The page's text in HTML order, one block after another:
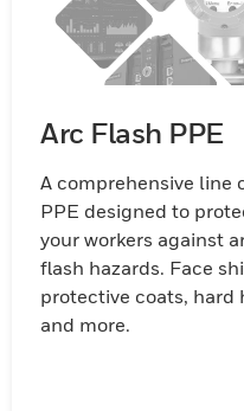
Arc Flash PPE
A comprehensive line
PPE designed to
your workers against
flash hazards. Face
protective coats, hard
and more.